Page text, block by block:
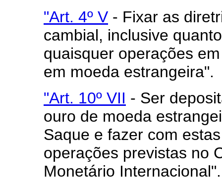
"Art. 4º V - Fixar as
cambial, inclusive
quaisquer operações
em moeda estrangeira".
"Art. 10º VII - Ser
ouro de moeda
Saque e fazer com
operações previstas no
Monetário Internacional".